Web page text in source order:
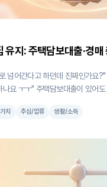
유지: 주택담보대출·경매
넘어간다고 하던데 진짜인가요
인회생은 가능합니다. 다만, 개
분들이 많습니다. 이번 포스팅을 통해, 주택담보대출이
? 아닙니다. 개인회생을 신청한다고 해서, 집이
채권자의 담보권 실행을 막아 시간을 벌
자의 담보권 실행을 중지하게 됩
치 추심/압류 생활/소득